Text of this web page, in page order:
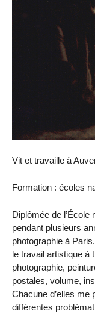
Vit et travaille à
Formation : écoles
Diplômée de l’École
pendant plusieurs
photographie à
le travail artistique à
photographie,
postales, volume,
Chacune d’elles me
différentes